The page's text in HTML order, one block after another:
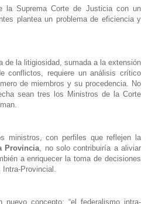
la Suprema Corte de Justicia con un
plantea un problema de eficiencia y
de la litigiosidad, sumada a la extensión
conflictos, requiere un análisis crítico
de miembros y su procedencia. No
sean tres los Ministros de la Corte
ministros, con perfiles que reflejen la
Provincia, no solo contribuiría a aliviar
a enriquecer la toma de decisiones
Intra-Provincial.
concepto: “el federalismo intra-